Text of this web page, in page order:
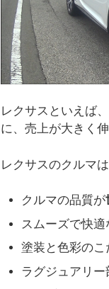
レクサスといえば
に、売上が大きく
レクサスのクルマ
クルマの品質が
スムーズで快
塗装と色彩の
ラグジュアリ